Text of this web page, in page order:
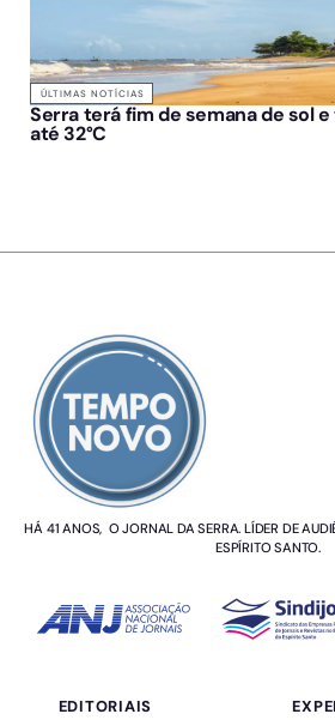
ÚLTIMAS NOTÍCIAS
Serra terá fim de semana de sol
até 32°C
HÁ 41 ANOS, O JORNAL DA SERRA. LÍDER DE
ESPÍRITO SANTO.
EDITORIAIS